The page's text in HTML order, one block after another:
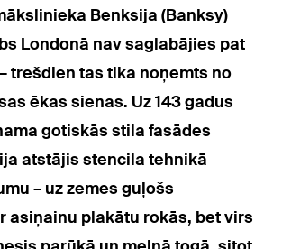
Benksija (Banksy)
Londonā nav saglabājies pat
trešdien tas tika noņemts no
ēkas sienas. Uz 143 gadus
gotiskās stila fasādes
atstājis stencila tehnikā
– uz zemes guļošs
asiņainu plakātu rokās, bet virs